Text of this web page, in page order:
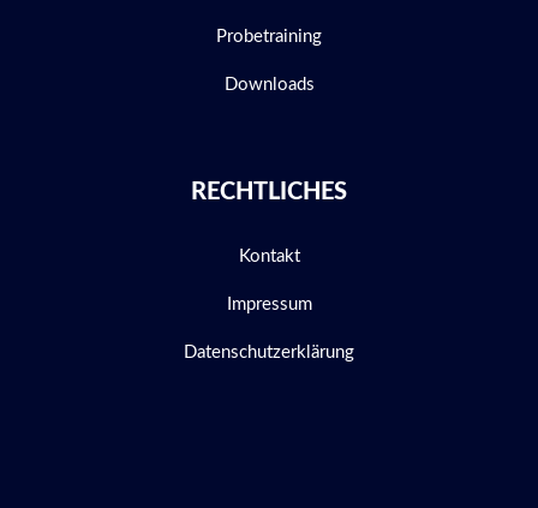
Probetraining
Downloads
RECHTLICHES
Kontakt
Impressum
Datenschutzerklärung